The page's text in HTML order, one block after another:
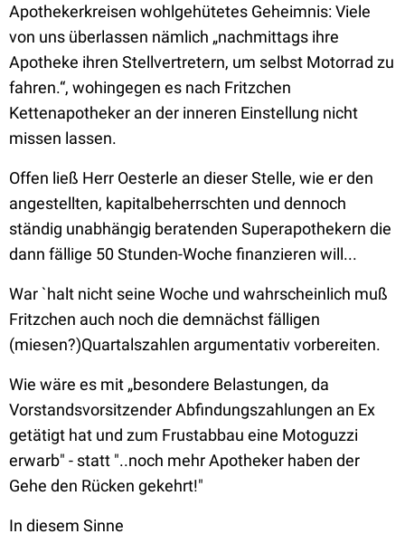
Apothekerkreisen wohlgehütetes Geheimnis: Viele
von uns überlassen nämlich „nachmittags ihre
Apotheke ihren Stellvertretern, um selbst Motorrad zu
fahren.“, wohingegen es nach Fritzchen
Kettenapotheker an der inneren Einstellung nicht
missen lassen.
Offen ließ Herr Oesterle an dieser Stelle, wie er den
angestellten, kapitalbeherrschten und dennoch
ständig unabhängig beratenden Superapothekern die
dann fällige 50 Stunden-Woche finanzieren will...
War `halt nicht seine Woche und wahrscheinlich muß
Fritzchen auch noch die demnächst fälligen
(miesen?)Quartalszahlen argumentativ vorbereiten.
Wie wäre es mit „besondere Belastungen, da
Vorstandsvorsitzender Abfindungszahlungen an Ex
getätigt hat und zum Frustabbau eine Motoguzzi
erwarb" - statt "..noch mehr Apotheker haben der
Gehe den Rücken gekehrt!"
In diesem Sinne